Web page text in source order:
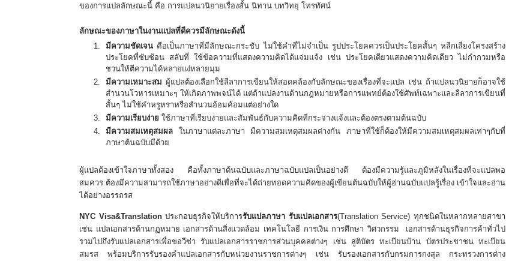
ของการแปลลักษณะนี้ คือ การแปลนวนิยายเรื่องสั้น นิทาน บทวิทยุ โทรทัศน์
ลักษณะของภาษาในงานแปลที่ดีควรมีลักษณะดังนี้
มีความชัดเจน คือเป็นภาษาที่มีลักษณะกระชับ ไม่ใช้คําที่ไม่จําเป็น รูปประโยคควรเป็นประโยคสั้นๆ หลีกเลี่ยงโครงสร้าง
ประโยคที่ซับซ้อน สลับที่ ใช้ข้อความที่แสดงความคิดได้แจ่มแจ้ง เช่น ประโยคเดียวแสดงความคิดเดียว ไม่กํากวมหรือ
ชวนให้ตีความได้หลายแง่หลายมุม
มีความเหมาะสมผู้แปลต้องเลือกใช้ลีลาการเขียนให้สอดคล้องกับลักษณะของเรื่องที่จะแปล เช่น ถ้าแปลนวนิยายก็อาจใช้
สำนวนโวหารเหมาะๆ ให้เกิดภาพพจน์ได้ แต่ถ้าแปลงานด้านกฎหมายหรือการแพทย์ต้องใช้ศัพท์เฉพาะและลีลาการเขียนที่
สั้นๆ ไม่ใช้คําหรูหราหรือสํานวนอ้อมค้อมแต่อย่างใด
มีความเรียบง่าย ใช้ภาษาที่เรียบง่ายและสัมพันธ์กับความคิดที่กระจ่างแจ้งและต้องตรงตามต้นฉบับ
มีความสมเหตุสมผล ในภาษาแต่ละภาษา มีความสมเหตุสมผลต่างกัน ภาษาที่ใช้ก็ต้องให้มีความสมเหตุสมผลเท่าๆกับที่
ภาษาต้นฉบับมีด้วย
ผู้แปลต้องเข้าใจภาษาทั้งสอง คือทั้งภาษาต้นฉบับและภาษาฉบับแปลเป็นอย่างดี ต้องมีความรู้และภูมิหลังในเรื่องที่จะแปลพอ
สมควร ต้องมีความสามารถใช้ภาษาอย่างดีเพื่อที่จะได้ถ่ายทอดความคิดของผู้เขียนต้นฉบับให้ผู้อ่านฉบับแปลรู้เรื่อง เข้าใจและอ่าน
ได้อย่างอรรถรส
NYC Visa&Translationประกอบธุรกิจให้บริการรับแปลภาษา รับแปลเอกสาร(Translation Service) ทุกชนิดในหลากหลายสาขา
เช่น แปลเอกสารด้านกฏหมาย เอกสารด้านสิ่งแวดล้อม เทคโนโลยี การเงิน การศึกษา วิศวกรรม เอกสารด้านธุรกิจการค้าทั่วไป
รวมไปถึงรับแปลเอกสารเพื่อขอวีซ่า รับแปลเอกสารราชการส่วนบุคคลต่างๆ เช่น สูติบัตร ทะเบียนบ้าน บัตรประชาชน ทะเบียน
สมรส พร้อมบริการรับรองคำแปลเอกสารกับหน่วยงานราชการต่างๆ เช่น รับรองเอกสารกับกรมการกงสุล กระทรวงการต่าง